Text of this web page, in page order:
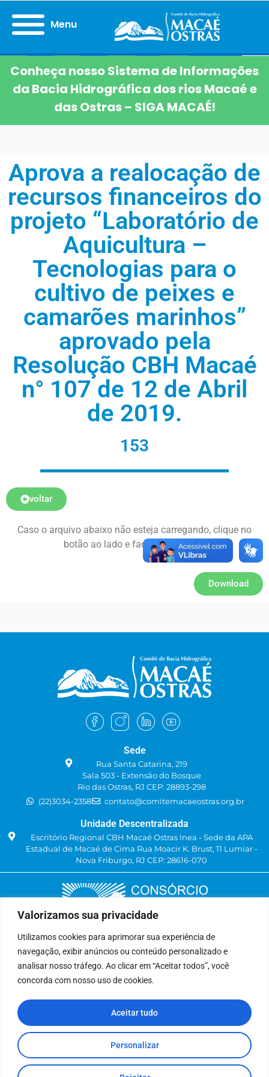
Valorizamos sua privacidade
Utilizamos cookies para aprimorar sua experiência de
navegação, exibir anúncios ou conteúdo personalizado e
analisar nosso tráfego. Ao clicar em “Aceitar todos”, você
concorda com nosso uso de cookies.
Personalizar
Aceitar tudo
Menu
Conheça nosso Sistema de Informações
da Bacia Hidrográfica dos rios Macaé e
das Ostras – SIGA MACAÉ!
Aprova a realocação de
recursos financeiros do
projeto “Laboratório de
Aquicultura –
Tecnologias para o
cultivo de peixes e
camarões marinhos”
aprovado pela
Resolução CBH Macaé
n° 107 de 12 de Abril
de 2019.
153
voltar
Caso o arquivo abaixo não esteja carregando, clique no
botão ao lado e faça o download.
Download
Sede
Rua Santa Catarina, 219
Sala 503 - Extensão do Bosque
Rio das Ostras, RJ CEP: 28893-298
(22)3034-2358
contato@comitemacaeostras.org.br
Unidade Descentralizada
Escritório Regional CBH Macaé Ostras Inea - Sede da APA
Estadual de Macaé de Cima Rua Moacir K. Brust, 11 Lumiar -
Nova Friburgo, RJ CEP: 28616-070
Delegatária (CILSJ)
Rua: Avenida Um, n° 01, Lote 01, Quadra 11
Bairro: Jardins de São Pedro
São Pedro da Aldeia, RJ
(22) 9 8841-2358
secretariaexecutiva@cilsj.org.br